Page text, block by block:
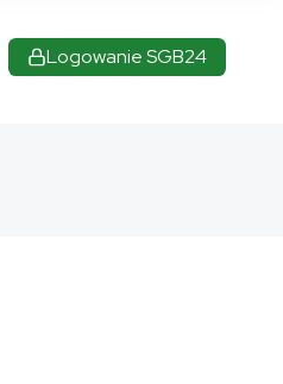
(otwiera się w nowej karcie)
Logowanie SGB24